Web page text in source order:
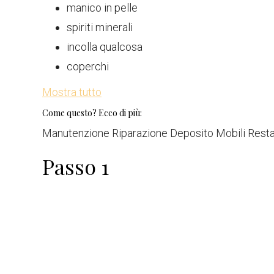
manico in pelle
spiriti minerali
incolla qualcosa
coperchi
Mostra tutto
Come questo? Ecco di più:
Manutenzione Riparazione Deposito Mobili
Passo 1